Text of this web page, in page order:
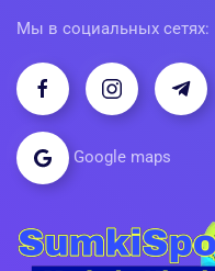
Мы в социальных сетях:
Google maps